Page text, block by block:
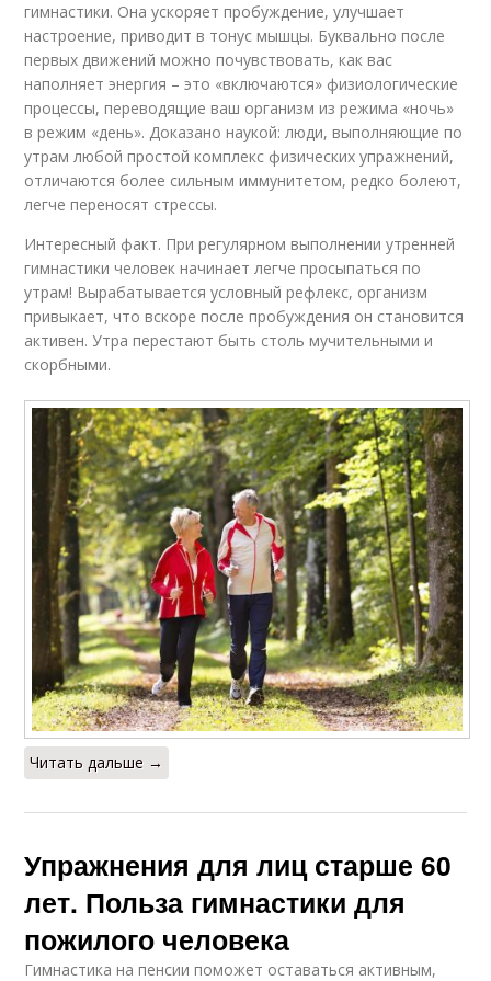
гимнастики. Она ускоряет пробуждение, улучшает
настроение, приводит в тонус мышцы. Буквально после
первых движений можно почувствовать, как вас
наполняет энергия – это «включаются» физиологические
процессы, переводящие ваш организм из режима «ночь»
в режим «день». Доказано наукой: люди, выполняющие по
утрам любой простой комплекс физических упражнений,
отличаются более сильным иммунитетом, редко болеют,
легче переносят стрессы.
Интересный факт. При регулярном выполнении утренней
гимнастики человек начинает легче просыпаться по
утрам! Вырабатывается условный рефлекс, организм
привыкает, что вскоре после пробуждения он становится
активен. Утра перестают быть столь мучительными и
скорбными.
Читать дальше →
Упражнения для лиц старше 60
лет. Польза гимнастики для
пожилого человека
Гимнастика на пенсии поможет оставаться активным,